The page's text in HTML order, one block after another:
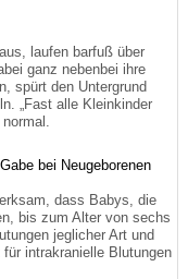
laufen barfuß über
ganz nebenbei ihre
spürt den Untergrund
„Fast alle Kleinkinder
bei Neugeborenen
dass Babys, die
bis zum Alter von sechs
jeglicher Art und
intrakranielle Blutungen